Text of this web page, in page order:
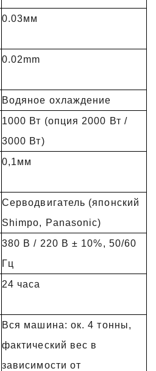
0.03мм
0.02mm
Водяное охлаждение
1000 Вт (опция 2000 Вт /
3000 Вт)
0,1мм
Серводвигатель (японский
Shimpo, Panasonic)
380 В / 220 В ± 10%, 50/60
Гц
24 часа
Вся машина: ок. 4 тонны,
фактический вес в
зависимости от